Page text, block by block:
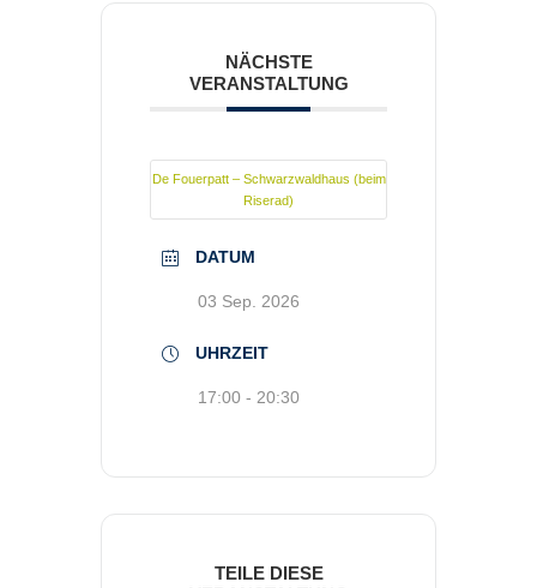
NÄCHSTE
VERANSTALTUNG
De Fouerpatt – Schwarzwaldhaus (beim
Riserad)
DATUM
03 Sep. 2026
UHRZEIT
17:00 - 20:30
TEILE DIESE